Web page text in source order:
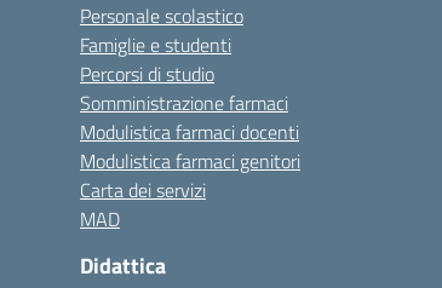
Personale scolastico
Famiglie e studenti
Percorsi di studio
Somministrazione farmaci
Modulistica farmaci docenti
Modulistica farmaci genitori
Carta dei servizi
MAD
Didattica